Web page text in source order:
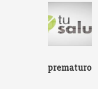
prematuro